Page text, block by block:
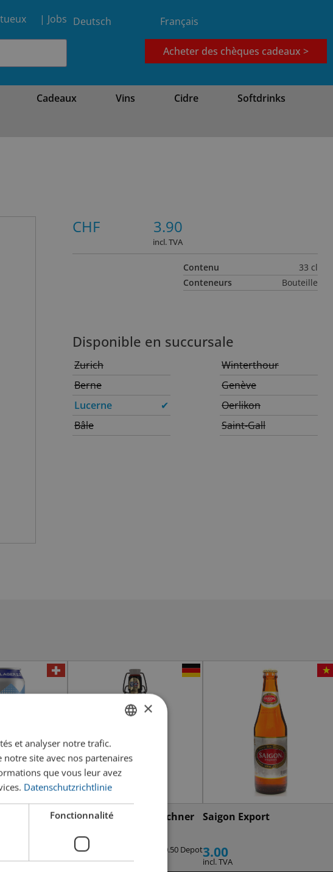
| Jobs Deutsch Français
Acheter des chèques cadeaux >
Cadeaux Vins Cidre
Softdrinks
CHF 3.90
incl. TVA
Contenu
33 cl
Conteneurs
Bouteille
Disponible en succursale
Zurich
Berne
Lucerne
✔
Bâle
Winterthour
Genève
Oerlikon
Saint-Gall
Hacker Pschorr Münchner
3.00
+ 0.50 Depot
incl. TVA
Saigon Export
3.00
incl. TVA
FRENCH
×
et analyser notre trafic.
site avec nos partenaires
que vous leur avez
Datenschutzrichtlinie
Fonctionnalité